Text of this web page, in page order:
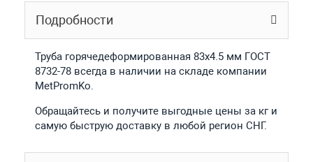
Подробности
Труба горячедеформированная 83х4.5 мм ГОСТ
8732-78 всегда в наличии на складе компании
MetPromKo.
Обращайтесь и получите выгодные цены за кг и
самую быструю доставку в любой регион СНГ.